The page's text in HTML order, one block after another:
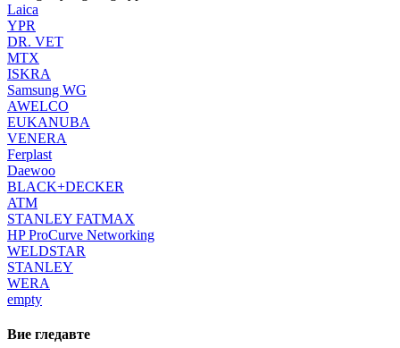
Laica
YPR
DR. VET
MTX
ISKRA
Samsung WG
AWELCO
EUKANUBA
VENERA
Ferplast
Daewoo
BLACK+DECKER
ATM
STANLEY FATMAX
HP ProCurve Networking
WELDSTAR
STANLEY
WERA
empty
Вие гледавте